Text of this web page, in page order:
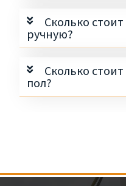
Сколько
ручную?
Сколько
пол?